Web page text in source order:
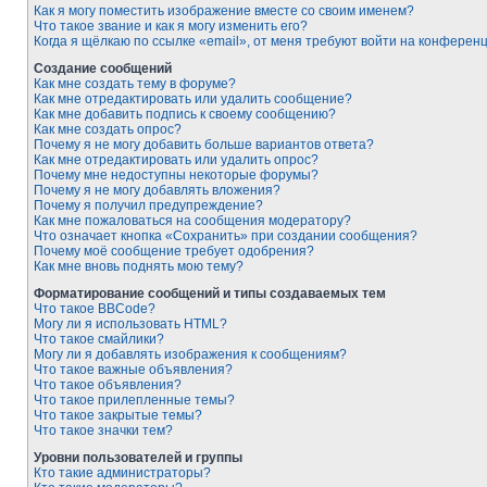
Как я могу поместить изображение вместе со своим именем?
Что такое звание и как я могу изменить его?
Когда я щёлкаю по ссылке «email», от меня требуют войти на
Создание сообщений
Как мне создать тему в форуме?
Как мне отредактировать или удалить сообщение?
Как мне добавить подпись к своему сообщению?
Как мне создать опрос?
Почему я не могу добавить больше вариантов ответа?
Как мне отредактировать или удалить опрос?
Почему мне недоступны некоторые форумы?
Почему я не могу добавлять вложения?
Почему я получил предупреждение?
Как мне пожаловаться на сообщения модератору?
Что означает кнопка «Сохранить» при создании сообщения?
Почему моё сообщение требует одобрения?
Как мне вновь поднять мою тему?
Форматирование сообщений и типы создаваемых тем
Что такое BBCode?
Могу ли я использовать HTML?
Что такое смайлики?
Могу ли я добавлять изображения к сообщениям?
Что такое важные объявления?
Что такое объявления?
Что такое прилепленные темы?
Что такое закрытые темы?
Что такое значки тем?
Уровни пользователей и группы
Кто такие администраторы?